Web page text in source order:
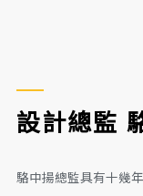
設計總監
駱中揚總監具有十幾